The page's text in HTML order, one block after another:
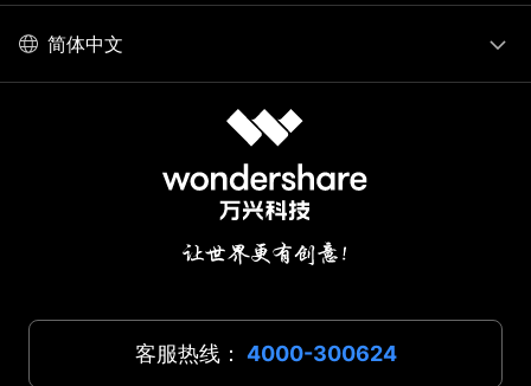
简体中文
客服热线： 4000-300624